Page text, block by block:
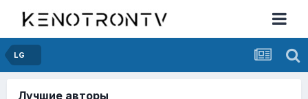
LG
Лучшие авторы